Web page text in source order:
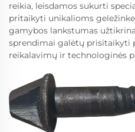
reikia, leisdamos sukurti
pritaikyti unikalioms
gamybos lankstumas
sprendimai galėtų prisitaikyti
reikalavimų ir technologinės